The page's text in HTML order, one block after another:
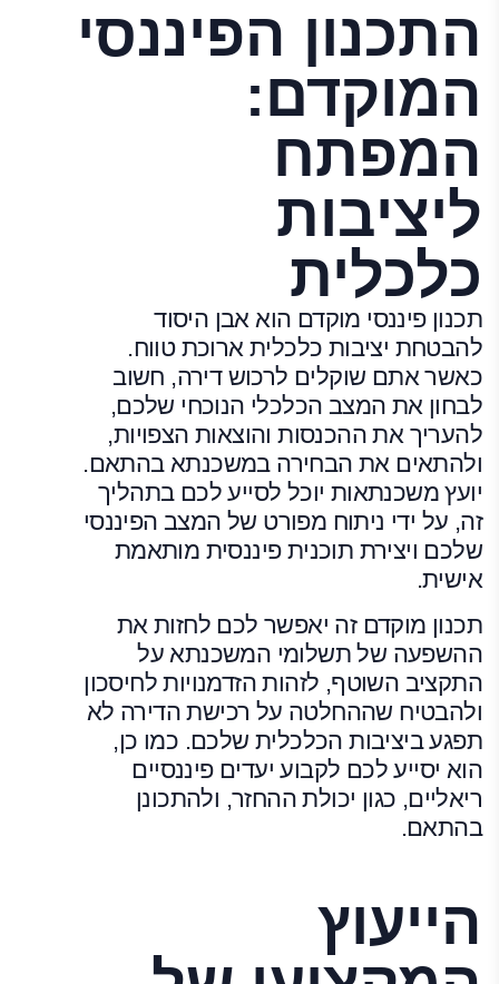
התכנון הפיננסי
המוקדם:
המפתח
ליציבות
כלכלית
תכנון פיננסי מוקדם הוא אבן היסוד
להבטחת יציבות כלכלית ארוכת טווח.
כאשר אתם שוקלים לרכוש דירה, חשוב
לבחון את המצב הכלכלי הנוכחי שלכם,
להעריך את ההכנסות והוצאות הצפויות,
ולהתאים את הבחירה במשכנתא בהתאם.
יועץ משכנתאות יוכל לסייע לכם בתהליך
זה, על ידי ניתוח מפורט של המצב הפיננסי
שלכם ויצירת תוכנית פיננסית מותאמת
אישית.
תכנון מוקדם זה יאפשר לכם לחזות את
ההשפעה של תשלומי המשכנתא על
התקציב השוטף, לזהות הזדמנויות לחיסכון
ולהבטיח שההחלטה על רכישת הדירה לא
תפגע ביציבות הכלכלית שלכם. כמו כן,
הוא יסייע לכם לקבוע יעדים פיננסיים
ריאליים, כגון יכולת ההחזר, ולהתכונן
בהתאם.
הייעוץ